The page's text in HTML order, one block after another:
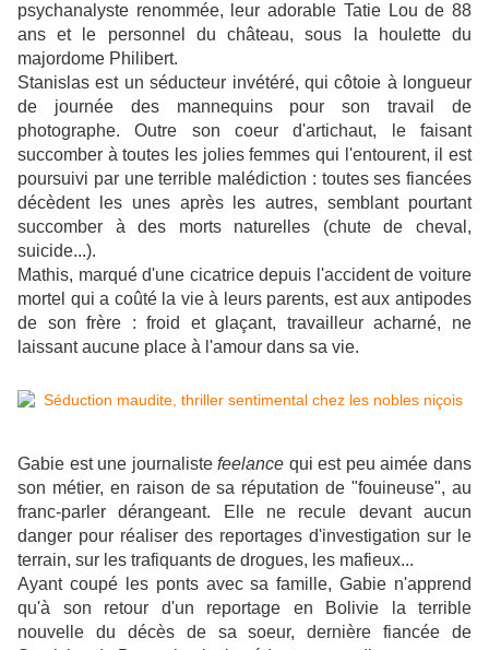
psychanalyste renommée, leur adorable Tatie Lou de 88
ans et le personnel du château, sous la houlette du
majordome Philibert.
Stanislas est un séducteur invétéré, qui côtoie à longueur
de journée des mannequins pour son travail de
photographe. Outre son coeur d'artichaut, le faisant
succomber à toutes les jolies femmes qui l'entourent, il est
poursuivi par une terrible malédiction : toutes ses fiancées
décèdent les unes après les autres, semblant pourtant
succomber à des morts naturelles (chute de cheval,
suicide...).
Mathis, marqué d'une cicatrice depuis l'accident de voiture
mortel qui a coûté la vie à leurs parents, est aux antipodes
de son frère : froid et glaçant, travailleur acharné, ne
laissant aucune place à l'amour dans sa vie.
Gabie est une journalistefeelance qui est peu aimée dans
son métier, en raison de sa réputation de "fouineuse", au
franc-parler dérangeant. Elle ne recule devant aucun
danger pour réaliser des reportages d'investigation sur le
terrain, sur les trafiquants de drogues, les mafieux...
Ayant coupé les ponts avec sa famille, Gabie n'apprend
qu'à son retour d'un reportage en Bolivie la terrible
nouvelle du décès de sa soeur, dernière fiancée de